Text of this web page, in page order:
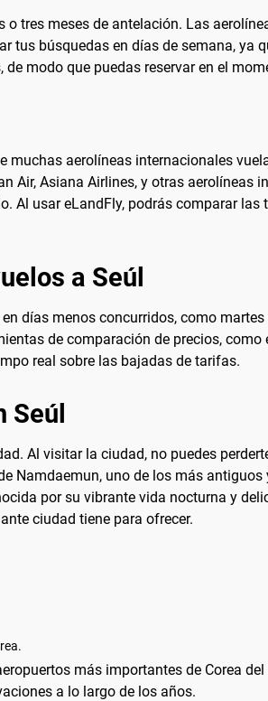
o tres meses de antelación. Las
tus búsquedas en días de semana, ya
modo que puedas reservar en el
muchas aerolíneas internacionales
Air, Asiana Airlines, y otras aerolíneas
Al usar eLandFly, podrás comparar
a Seúl
días menos concurridos, como
de comparación de precios,
real sobre las bajadas de tarifas.
Al visitar la ciudad, no puedes
Namdaemun, uno de los más
por su vibrante vida nocturna y
ciudad tiene para ofrecer.
más importantes de Corea
a lo largo de los años.